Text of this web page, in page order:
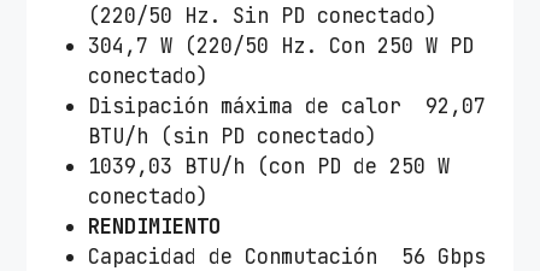
(220/50 Hz. Sin PD conectado)
304,7 W (220/50 Hz. Con 250 W PD
conectado)
Disipación máxima de calor 92,07
BTU/h (sin PD conectado)
1039,03 BTU/h (con PD de 250 W
conectado)
RENDIMIENTO
Capacidad de Conmutación 56 Gbps